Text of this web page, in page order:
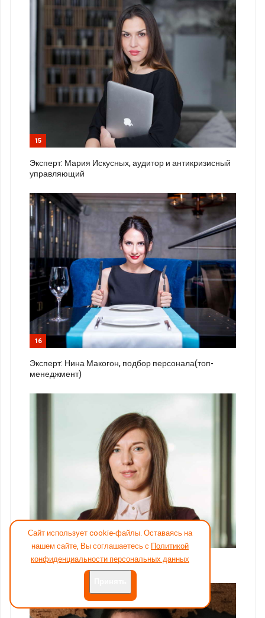
15
Эксперт: Мария Искусных, аудитор и антикризисный
управляющий
16
Эксперт: Нина Макогон, подбор персонала(топ-
менеджмент)
Эксперт: Ксения Богоявленская
Сайт использует cookie-файлы. Оставаясь на
нашем сайте, Вы соглашаетесь с Политикой
конфиденциальности персональных данных